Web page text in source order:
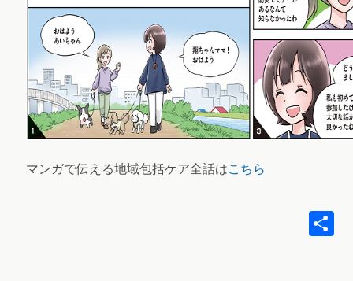
マンガで伝える地域包括ケア全話はこちら